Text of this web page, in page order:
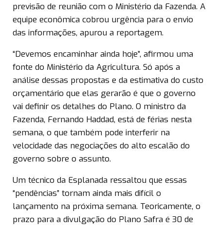
previsão de reunião com o Ministério da Fazenda. A
equipe econômica cobrou urgência para o envio
das informações, apurou a reportagem.
“Devemos encaminhar ainda hoje”, afirmou uma
fonte do Ministério da Agricultura. Só após a
análise dessas propostas e da estimativa do custo
orçamentário que elas gerarão é que o governo
vai definir os detalhes do Plano. O ministro da
Fazenda, Fernando Haddad, está de férias nesta
semana, o que também pode interferir na
velocidade das negociações do alto escalão do
governo sobre o assunto.
Um técnico da Esplanada ressaltou que essas
“pendências” tornam ainda mais difícil o
lançamento na próxima semana. Teoricamente, o
prazo para a divulgação do Plano Safra é 30 de